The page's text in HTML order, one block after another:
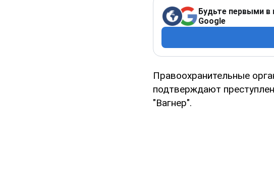
Будьте первыми в
Google
Правоохранительные
подтверждают
"Вагнер".